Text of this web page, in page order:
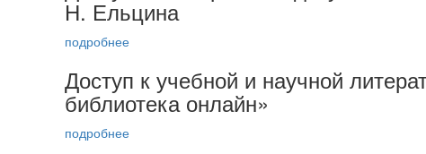
Н. Ельцина
подробнее
Доступ к учебной и научной
библиотека онлайн»
подробнее